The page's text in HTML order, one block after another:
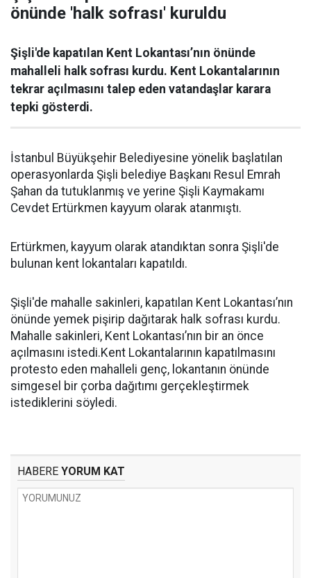
önünde 'halk sofrası' kuruldu
Şişli'de kapatılan Kent Lokantası’nın önünde
mahalleli halk sofrası kurdu. Kent Lokantalarının
tekrar açılmasını talep eden vatandaşlar karara
tepki gösterdi.
İstanbul Büyükşehir Belediyesine yönelik başlatılan
operasyonlarda Şişli belediye Başkanı Resul Emrah
Şahan da tutuklanmış ve yerine Şişli Kaymakamı
Cevdet Ertürkmen kayyum olarak atanmıştı.
Ertürkmen, kayyum olarak atandıktan sonra Şişli'de
bulunan kent lokantaları kapatıldı.
Şişli'de mahalle sakinleri, kapatılan Kent Lokantası’nın
önünde yemek pişirip dağıtarak halk sofrası kurdu.
Mahalle sakinleri, Kent Lokantası’nın bir an önce
açılmasını istedi.Kent Lokantalarının kapatılmasını
protesto eden mahalleli genç, lokantanın önünde
simgesel bir çorba dağıtımı gerçekleştirmek
istediklerini söyledi.
HABERE YORUM KAT